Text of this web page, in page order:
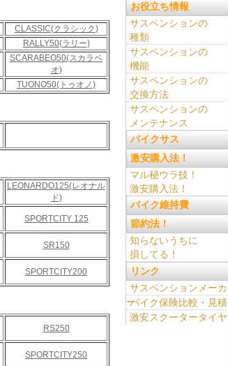
CLASSIC(クラシック)
RALLY50(ラリー)
SCARABEO50(スカラベ
オ)
TUONO50(トゥオノ)
LEONARDO125(レオナル
ド)
SPORTCITY 125
SR150
SPORTCITY200
RS250
SPORTCITY250
お役立ち情報
サスペンションの
種類
サスペンションの
機能
サスペンションの
交換方法
サスペンションの
メンテナンス
バイクサス
激安購入法！
マル秘ウラ技！
激安購入法！
バイク維持費
節約法！
知らないうちに
損してる！
リンク
サスペンションメーカ
ー
バイク保険比較・見積
激安スクータータイヤ